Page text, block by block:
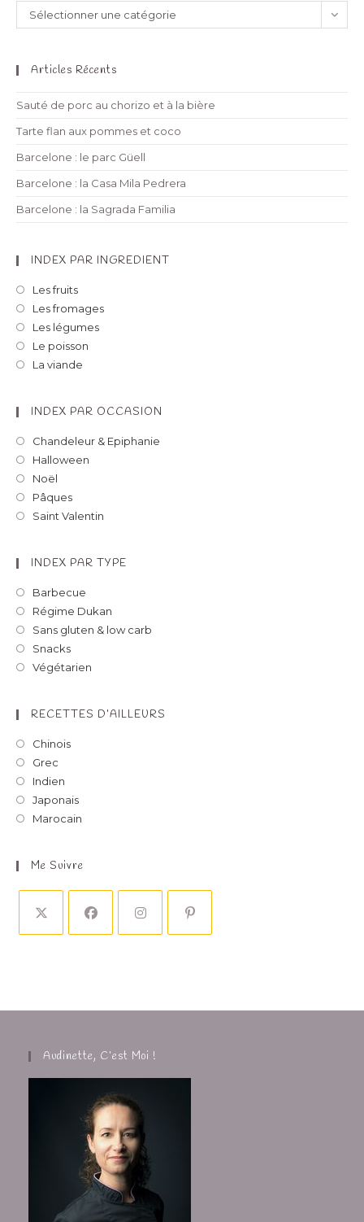
Sélectionner une catégorie
Articles Récents
Sauté de porc au chorizo et à la bière
Tarte flan aux pommes et coco
Barcelone : le parc Güell
Barcelone : la Casa Mila Pedrera
Barcelone : la Sagrada Familia
INDEX PAR INGREDIENT
Les fruits
Les fromages
Les légumes
Le poisson
La viande
INDEX PAR OCCASION
Chandeleur & Epiphanie
Halloween
Noël
Pâques
Saint Valentin
INDEX PAR TYPE
Barbecue
Régime Dukan
Sans gluten & low carb
Snacks
Végétarien
RECETTES D’AILLEURS
Chinois
Grec
Indien
Japonais
Marocain
Me Suivre
Audinette, C’est Moi !